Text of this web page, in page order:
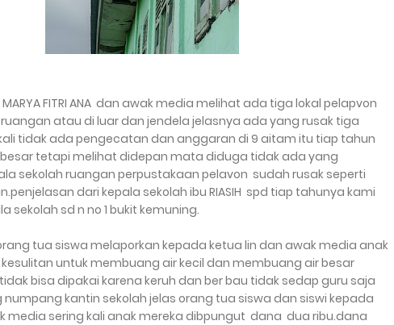
MARYA FITRI ANA dan awak media melihat ada tiga lokal pelapvon
atau di luar dan jendela jelasnya ada yang rusak tiga
tidak ada pengecatan dan anggaran di 9 aitam itu tiap tahun
tetapi melihat didepan mata diduga tidak ada yang
sekolah ruangan perpustakaan pelavon sudah rusak seperti
dari kepala sekolah ibu RIASIH spd tiap tahunya kami
sekolah sd n no 1 bukit kemuning.
tua siswa melaporkan kepada ketua lin dan awak media anak
untuk membuang air kecil dan membuang air besar
bisa dipakai karena keruh dan ber bau tidak sedap guru saja
kantin sekolah jelas orang tua siswa dan siswi kepada
media sering kali anak mereka dibpungut dana dua ribu.dana